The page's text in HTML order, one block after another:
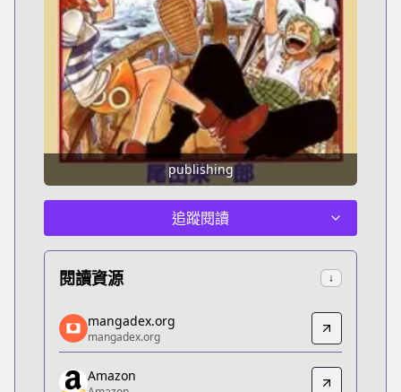
publishing
追蹤閱讀
閱讀資源 ↓
mangadex.org
mangadex.org
https://mangadex.org/title/a1c7c817-4e59-43b7-
Amazon
mangadex.org
mangadex.org
Amazon